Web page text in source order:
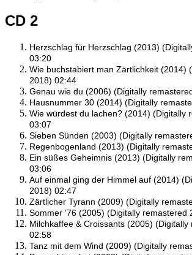
CD 2
Herzschlag für Herzschlag (2013)
03:20
Wie buchstabiert man Zärtlichkeit (2014)
2018) 02:44
Genau wie du (2006) (Digitally
Hausnummer 30 (2014) (Digitally
Wie würdest du lachen? (2014) (Digitally
03:07
Sieben Sünden (2003) (Digitally
Regenbogenland (2013) (Digitally
Ein süßes Geheimnis (2013) (Digitally
03:06
Auf einmal ging der Himmel auf (2014)
2018) 02:47
Zärtlicher Tyrann (2009) (Digitally
Sommer ’76 (2005) (Digitally remastered
Milchkaffee & Croissants (2005) (Digitally
02:58
Tanz mit dem Wind (2009) (Digitally